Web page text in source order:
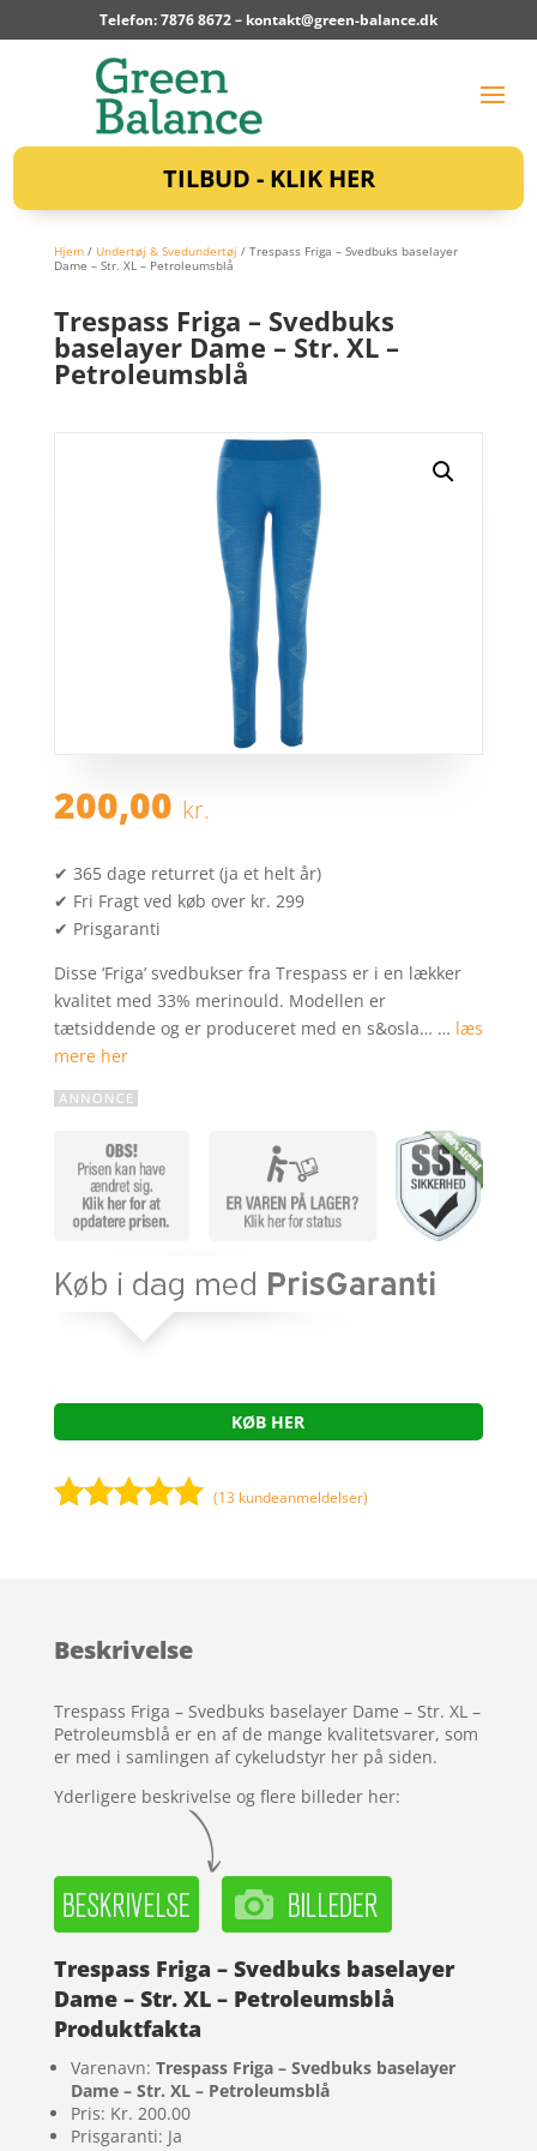
Telefon: 7876 8672 – kontakt@green-balance.dk
TILBUD - KLIK HER
Hjem/ Undertøj & Svedundertøj / Trespass Friga – Svedbuks baselayer
Dame – Str. XL – Petroleumsblå
Trespass Friga – Svedbuks
baselayer Dame – Str. XL –
Petroleumsblå
200,00 kr.
✔ 365 dage returret (ja et helt år)
✔ Fri Fragt ved køb over kr. 299
✔ Prisgaranti
Disse ‘Friga’ svedbukser fra Trespass er i en lækker
kvalitet med 33% merinould. Modellen er
tætsiddende og er produceret med en s&osla… … læs
mere her
KØB HER
kundebedøm
(13 kundeanmeldelser)
Beskrivelse
Trespass Friga – Svedbuks baselayer Dame – Str. XL –
Petroleumsblå er en af de mange kvalitetsvarer, som
er med i samlingen af cykeludstyr her på siden.
Yderligere beskrivelse og flere billeder her:
Trespass Friga – Svedbuks baselayer
Dame – Str. XL – Petroleumsblå
Produktfakta
Varenavn: Trespass Friga – Svedbuks baselayer
Dame – Str. XL – Petroleumsblå
Pris: Kr. 200.00
Prisgaranti: Ja